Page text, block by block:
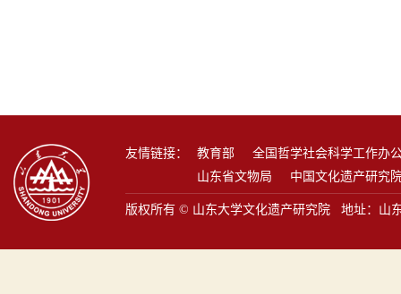
友情链接： 教育部
全国哲学社会科学工作办
山东省文物局
中国文化遗产研究
版权所有 © 山东大学文化遗产研究院 地址：山